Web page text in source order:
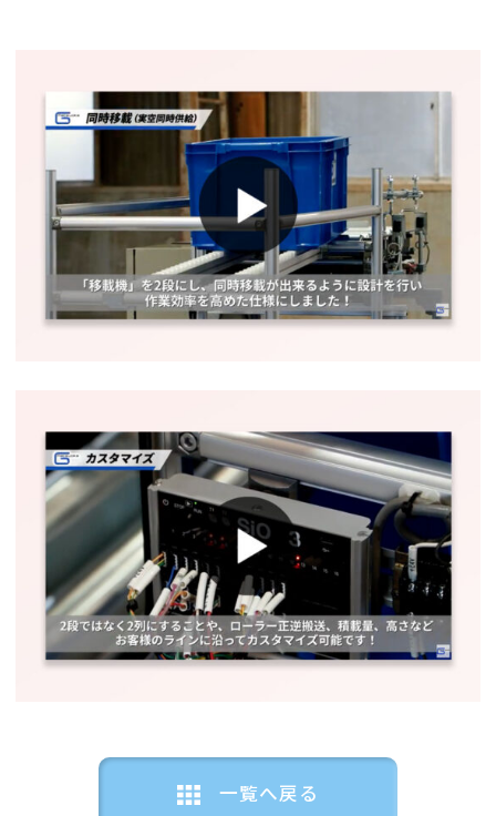
一覧へ戻る